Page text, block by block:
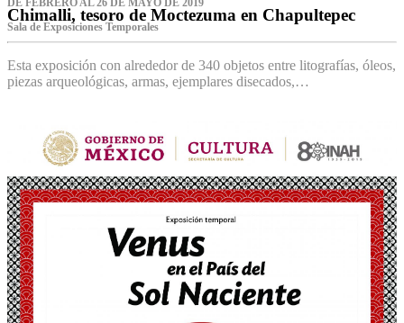
DE FEBRERO AL 26 DE MAYO DE 2019
Chimalli, tesoro de Moctezuma en Chapultepec
Sala de Exposiciones Temporales
Esta exposición con alrededor de 340 objetos entre litografías, óleos,
piezas arqueológicas, armas, ejemplares disecados,…